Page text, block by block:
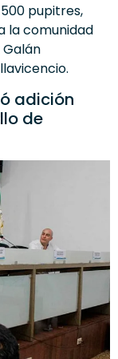
pupitres,
la comunidad
Galán
adición
de